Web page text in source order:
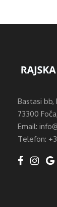
Bastasi bb,
73300
Email:
Telefon: